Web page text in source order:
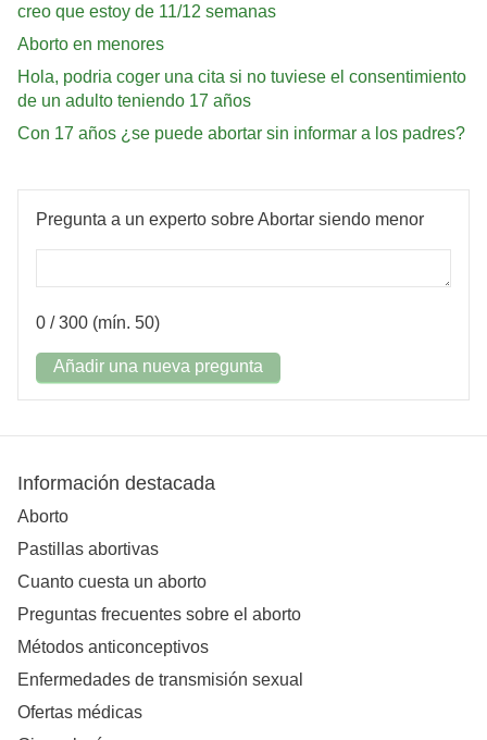
creo que estoy de 11/12 semanas
Aborto en menores
Hola, podria coger una cita si no tuviese el consentimiento
de un adulto teniendo 17 años
Con 17 años ¿se puede abortar sin informar a los padres?
Pregunta a un experto sobre Abortar siendo menor
0 / 300 (mín. 50)
Añadir una nueva pregunta
Información destacada
Aborto
Pastillas abortivas
Cuanto cuesta un aborto
Preguntas frecuentes sobre el aborto
Métodos anticonceptivos
Enfermedades de transmisión sexual
Ofertas médicas